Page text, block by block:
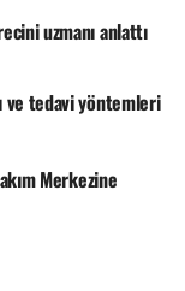
uzmanı anlattı
ve tedavi yöntemleri
Merkezine